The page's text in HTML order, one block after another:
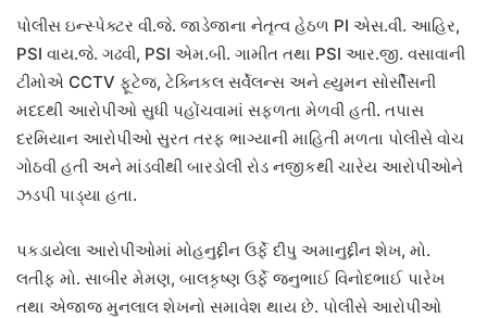
પોલીસ ઇન્સ્પેક્ટર વી.જે. જાડેજાના નેતૃત્વ હેઠળ PI એસ.વી. આહિર,
PSI વાય.જે. ગઢવી, PSI એમ.બી. ગામીત તથા PSI આર.જી. વસાવાની
ટીમોએ CCTV ફૂટેજ, ટેક્નિકલ સર્વેલન્સ અને હ્યુમન સોર્સીસની
મદદથી આરોપીઓ સુધી પહોંચવામાં સફળતા મેળવી હતી. તપાસ
દરમિયાન આરોપીઓ સુરત તરફ ભાગ્યાની માહિતી મળતા પોલીસે વોચ
ગોઠવી હતી અને માંડવીથી બારડોલી રોડ નજીકથી ચારેય આરોપીઓને
ઝડપી પાડ્યા હતા.
પકડાયેલા આરોપીઓમાં મોહનુદ્દીન ઉર્ફે દીપુ અમાનુદ્દીન શેખ, મો.
લતીફ મો. સાબીર મેમણ, બાલકૃષ્ણ ઉર્ફે જનુભાઈ વિનોદભાઈ પારેખ
તથા એજાજ મુનલાલ શેખનો સમાવેશ થાય છે. પોલીસે આરોપીઓ